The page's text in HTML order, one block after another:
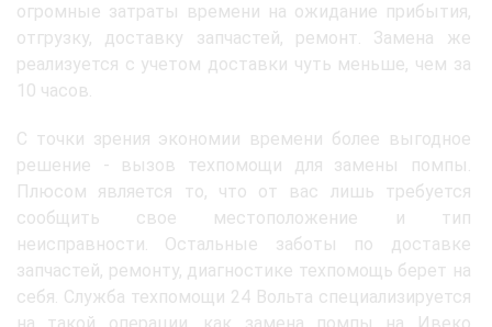
огромные затраты времени на ожидание прибытия,
отгрузку, доставку запчастей, ремонт. Замена же
реализуется с учетом доставки чуть меньше, чем за
10 часов.
С точки зрения экономии времени более выгодное
решение - вызов техпомощи для замены помпы.
Плюсом является то, что от вас лишь требуется
сообщить свое местоположение и тип
неисправности. Остальные заботы по доставке
запчастей, ремонту, диагностике техпомощь берет на
себя. Служба техпомощи 24 Вольта специализируется